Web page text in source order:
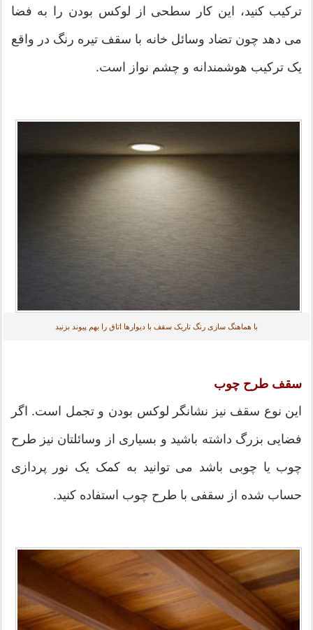
ترکیب کنید، این کار سطحی از لوکس بودن را به فضا
می دهد چون تضاد وسائل خانه با سقف تیره رنگ در واقع
یک ترکیب هوشمندانه و چشم نواز است.
با هماهنگ سازی رنگ تاریک سقف با دیوارها اتاق را بهم پیوند بزنید
سقف طرح چوب
این نوع سقف نیز نشانگر لوکس بودن و تجمل است. اگر
فضایی بزرگ داشته باشید و بسیاری از وسائلتان نیز طرح
چوب یا چوبی باشد می توانید به کمک یک نور پردازی
حساب شده از سقفی با طرح چوب استفاده کنید.